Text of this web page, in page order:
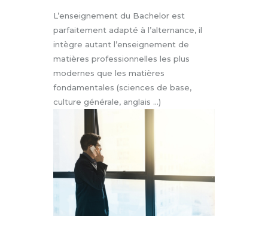
L’enseignement du Bachelor est
parfaitement adapté à l’alternance, il
intègre autant l’enseignement de
matières professionnelles les plus
modernes que les matières
fondamentales (sciences de base,
culture générale, anglais …)